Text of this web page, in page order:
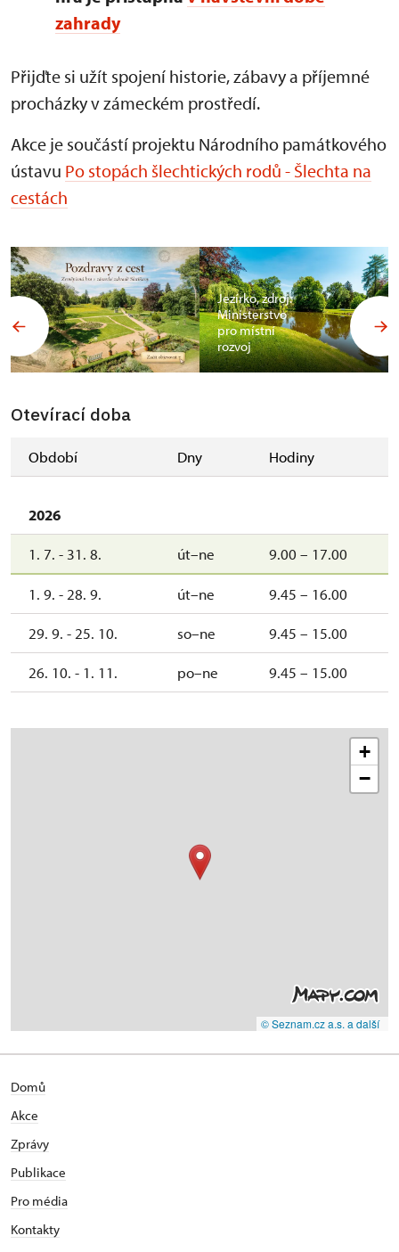
zahrady
Přijďte si užít spojení historie, zábavy a příjemné
procházky v zámeckém prostředí.
Akce je součástí projektu Národního památkového
ústavu Po stopách šlechtických rodů - Šlechta na
cestách
Jezírko, zdroj:
Ministerstvo
pro místní
rozvoj
Otevírací doba
Období Dny Hodiny
2026
1. 7. - 31. 8. út–ne 9.00 – 17.00
1. 9. - 28. 9. út–ne 9.45 – 16.00
29. 9. - 25. 10. so–ne 9.45 – 15.00
26. 10. - 1. 11. po–ne 9.45 – 15.00
+
−
© Seznam.cz a.s. a další
Domů
Akce
Zprávy
Publikace
Pro média
Kontakty